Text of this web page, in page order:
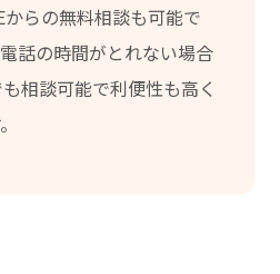
らの無料相談も可能で
話の時間がとれない場合
相談可能で利便性も高く